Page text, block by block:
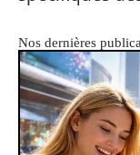
Nos dernières